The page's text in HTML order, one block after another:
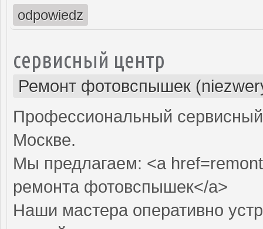
odpowiedz
сервисный центр
Ремонт фотовспышек
Профессиональный
Москве.
Мы предлагаем: <a
ремонта фотовспышек</a>
Наши мастера оперативно